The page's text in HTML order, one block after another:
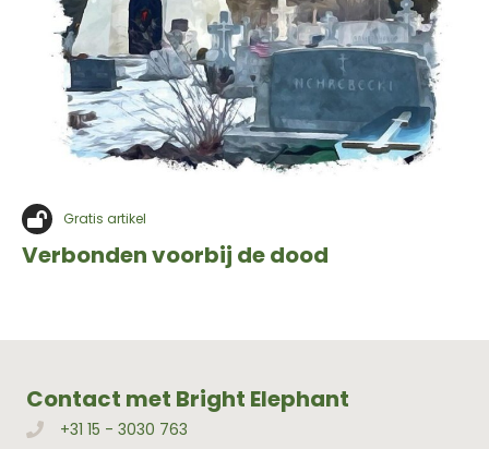
Gratis artikel
Verbonden voorbij de dood
Contact met Bright Elephant
Bellen met Bright Elephant
+31 15 - 3030 763